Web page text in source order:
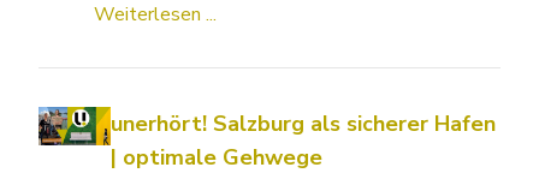
Weiterlesen ...
unerhört! Salzburg als sicherer Hafen
| optimale Gehwege